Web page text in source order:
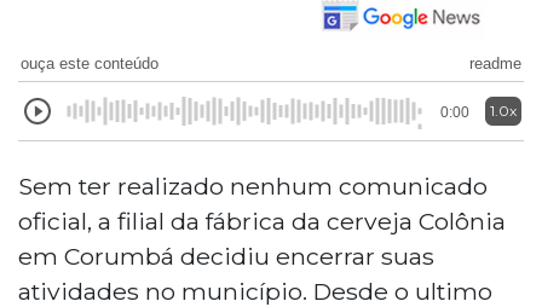
ouça este conteúdo readme
0:00 1.0x
Sem ter realizado nenhum comunicado
oficial, a filial da fábrica da cerveja Colônia
em Corumbá decidiu encerrar suas
atividades no município. Desde o ultimo